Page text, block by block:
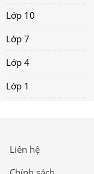
Lớp 10
Lớp 7
Lớp 4
Lớp 1
Liên hệ